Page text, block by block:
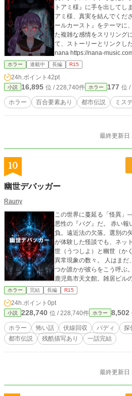
トアミ様』に手を出してしまうまでは。
アミ様、真実を結んでください。」 『都市伝説
ールカースト』をテーマに
た複雑な感情をスリリング
て、ストーリーとリンクし
nana https://nana-music.com/
m/
ホラー 連載中 長編 R15
24h.ポイント 42pt
小説 16,895 位 / 228,740件 ホラー 177 位 /
ホラー 百合要素あり 都市伝説 ミス
最終更新日
10
幽世デバッガー
Rauny
この世界に蔓延る「怪異
悪性の『バグ』だ。 赤い報い。川面の顔。満員の檻。三本勝
負。遠近法の欠落。選別
が体験した怪談でも、ネッ
世（うつしよ）と幽世（か
異常現象の数々。 人はまだ
つか誰かが彼らをこう呼ぶ。 ――『幽世デバッガー』と。 ◇
鹿児島市天文館。雑居ビル
える永瀬楓（ながせ かえで
傍ら、彼が裏で引き受けて
怪異の法則（コード）を解
する危険な裏稼業。 かつて
れた深いトラウマを抱え、
彼は一人泥まみれになって必死
の前に突如として現れたの
の喉から放たれる「歌声」
圧殺し、歪んだ世界を浄
ホラー 完結 長編 R15
24h.ポイント 0pt
小説 228,740 位 / 228,740件 ホラー 8,502
ホラー 怖い話 伏線回収 バディ 探
都市伝説
残酷描写あり 一話完結
最終更新日